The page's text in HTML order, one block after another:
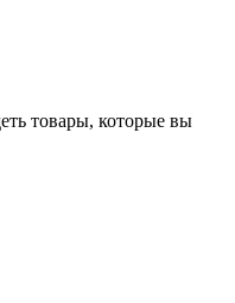
товары, которые вы